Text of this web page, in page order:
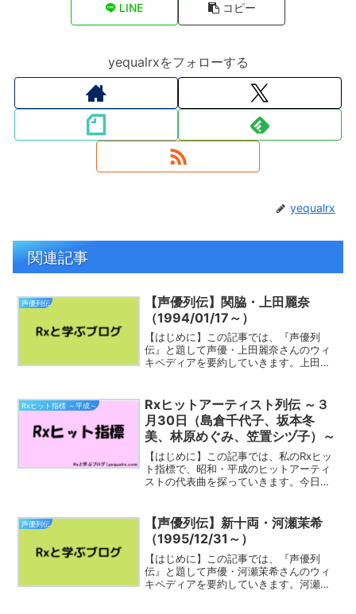
LINE コピー
yequalrxをフォローする
yequalrx
関連記事
声優列伝
【声優列伝】関脇・上田麗奈
（1994/01/17～）
【はじめに】この記事では、『声優列
伝』と題して声優・上田麗奈さんのウィ
キペディアを要約していきます。上田麗
す。上田 麗奈（うえだれいな、1994年1
月17日-）は日本の女...
Rxヒット指標 ～平成～
Rxヒットアーティスト列伝 ～３
月30日（島倉千代子、坂本冬
美、林原めぐみ、笠置シヅ子）～
【はじめに】この記事では、私のRxヒッ
ト指標で、昭和・平成のヒットアーティ
ストの代表曲を探っていきます。今日は
いきましょう。誕生日・1938年 - 島倉千
代子、歌手（...
声優列伝
【声優列伝】新十両・河瀬茉希
（1995/12/31～）
【はじめに】この記事では、『声優列
伝』と題して声優・河瀬茉希さんのウィ
キペディアを要約していきます。河瀬茉